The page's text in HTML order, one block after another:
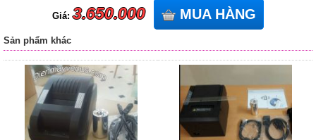
Giá:3.650.000 MUA HÀNG
Sản phẩm khác